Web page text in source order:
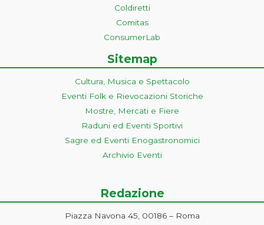
Coldiretti
Comitas
ConsumerLab
Sitemap
Cultura, Musica e Spettacolo
Eventi Folk e Rievocazioni Storiche
Mostre, Mercati e Fiere
Raduni ed Eventi Sportivi
Sagre ed Eventi Enogastronomici
Archivio Eventi
Redazione
Piazza Navona 45, 00186 – Roma